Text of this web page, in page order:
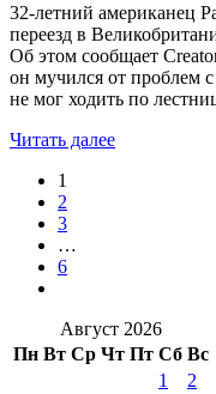
32-летний американец
переезд в
Об этом сообщает
он мучился от проблем
не мог ходить по
Читать далее
1
2
3
…
6
Август 2026
Пн Вт Ср Чт Пт Сб Вс
1
2